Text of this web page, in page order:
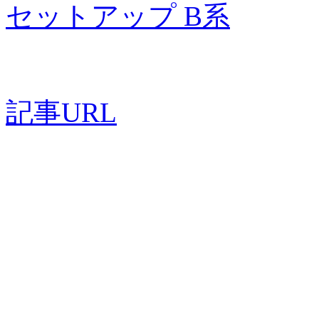
セットアップ B系
記事URL